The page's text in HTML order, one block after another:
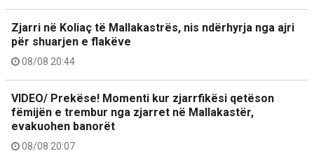
Zjarri në Koliaç të Mallakastrës, nis ndërhyrja nga ajri
për shuarjen e flakëve
08/08 20:44
VIDEO/ Prekëse! Momenti kur zjarrfikësi qetëson
fëmijën e trembur nga zjarret në Mallakastër,
evakuohen banorët
08/08 20:07